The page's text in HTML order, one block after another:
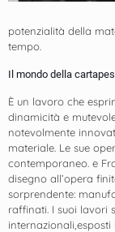
potenzialità della
tempo.
Il mondo della
È un lavoro che
dinamicità e
notevolmente
materiale. Le sue
contemporaneo. e
disegno all’opera
sorprendente:
raffinati. I suoi lavori
internazionali,esposti